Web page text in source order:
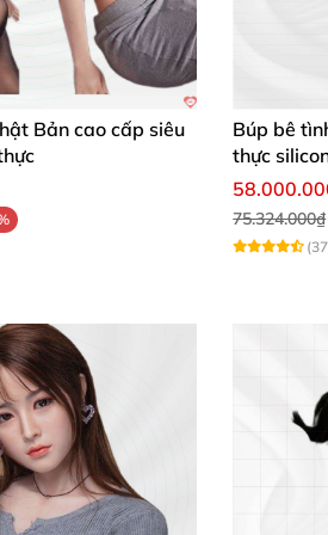
đa dạng, tiện lợi cho nhu
dục BB12 không chỉ mang lại
ai muốn thử nghiệm cảm giác
nghiệm. Sản phẩm phù hợp
dụng.
Bản cao cấp siêu
Búp bê
thực
75.324.000₫